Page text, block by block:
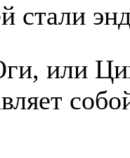
стали
или